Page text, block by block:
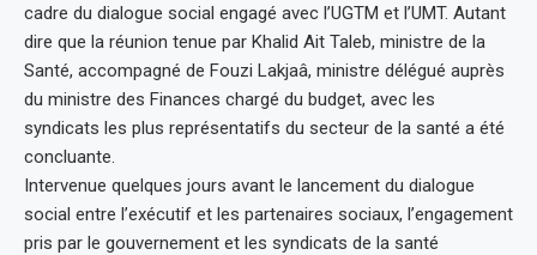
cadre du dialogue social engagé avec l’UGTM et l’UMT. Autant
dire que la réunion tenue par Khalid Ait Taleb, ministre de la
Santé, accompagné de Fouzi Lakjaâ, ministre délégué auprès
du ministre des Finances chargé du budget, avec les
syndicats les plus représentatifs du secteur de la santé a été
concluante.
Intervenue quelques jours avant le lancement du dialogue
social entre l’exécutif et les partenaires sociaux, l’engagement
pris par le gouvernement et les syndicats de la santé